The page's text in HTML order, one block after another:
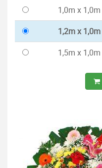
1,0m x 1,0m
1,2m x 1,0m
1,5m x 1,0m